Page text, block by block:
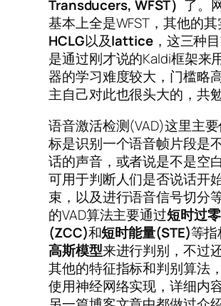
Transducers, WFST） 了。
基本上全是WFST，其他的
HCLG以及lattice，这三种
是通过刚才说的Kaldi框架来
器的学习难度较大，门槛略
主自己对此也很头大的，共
语音激活检测(VAD)这里主要
标是识别一个语音帧片段是
话的声音，或者说是不是空
可用于判断人们是否说话开
束，以及进行语音信号切分
的VAD算法主要通过短时过
(ZCC)和短时能量(STE)等
高斯模型来进行判别，不过
其他的特征指标和判别算法
使用神经网络实现，详细内